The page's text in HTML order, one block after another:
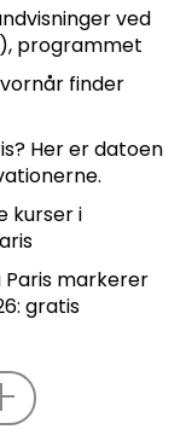
ved
programmet
finder
Her er datoen
kurser i
markerer
gratis